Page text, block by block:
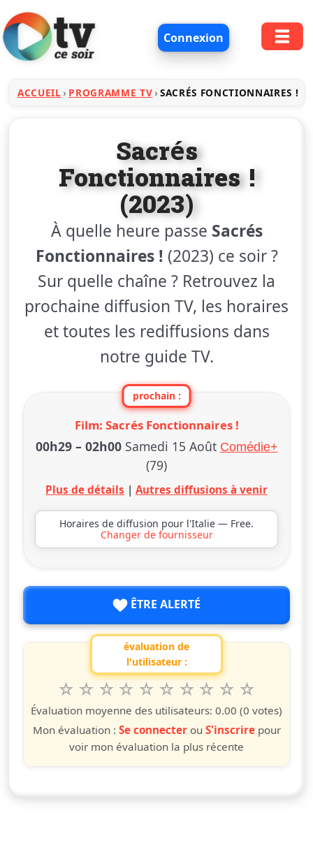
Connexion
ACCUEIL PROGRAMME TV SACRÉS FONCTIONNAIRES !
Sacrés
Fonctionnaires !
(2023)
À quelle heure passe Sacrés
Fonctionnaires ! (2023) ce soir ?
Sur quelle chaîne ? Retrouvez la
prochaine diffusion TV, les horaires
et toutes les rediffusions dans
notre guide TV.
prochain :
Film: Sacrés Fonctionnaires !
00h29– 02h00 Samedi 15 Août Comédie+
(79)
Plus de détails | Autres diffusions à venir
Horaires de diffusion pour l'Italie — Free.
Changer de fournisseur
ÊTRE ALERTÉ
évaluation de
l'utilisateur :
questo spettacolo da 1 a 10 étoiles
10
étoiles
9
étoiles
8
étoiles
7
étoiles
6
étoiles
5
étoiles
4
étoiles
3
étoiles
2
étoiles
étoile
Évaluation moyenne des utilisateurs: 0.00 (0 votes)
Mon évaluation : Se connecterou S'inscrirepour
voir mon évaluation la plus récente